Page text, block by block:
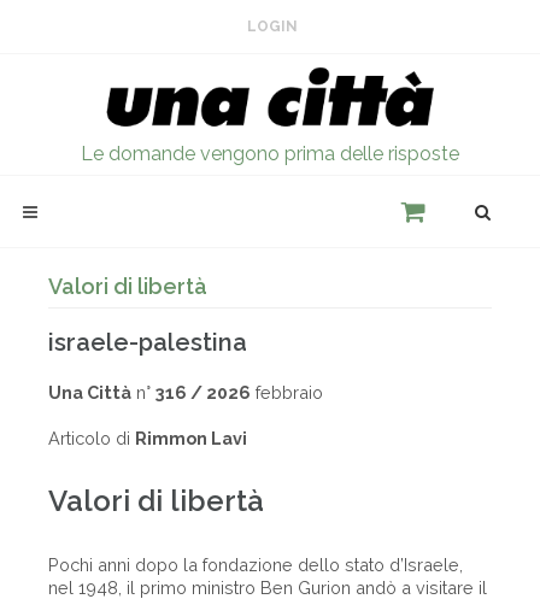
LOGIN
Le domande vengono prima delle risposte
Valori di libertà
israele-palestina
Una Città n° 316 / 2026 febbraio
Articolo di Rimmon Lavi
Valori di libertà
Pochi anni dopo la fondazione dello stato d’Israele,
nel 1948, il primo ministro Ben Gurion andò a visitare il